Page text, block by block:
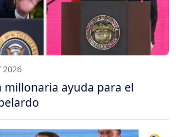
2026
ayuda para el